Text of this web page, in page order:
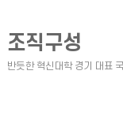
조직구성